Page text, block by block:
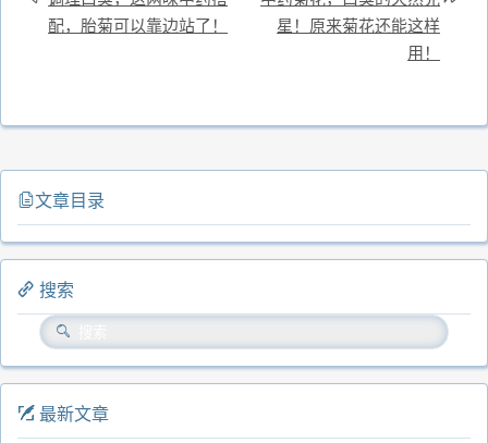
配，胎菊可以靠边站了！
星！原来菊花还能这样
用！
文章目录
搜索
最新文章